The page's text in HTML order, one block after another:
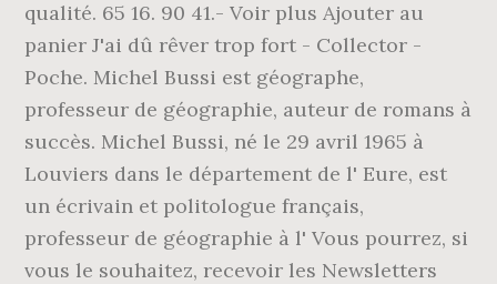
qualité. 65 16. 90 41.- Voir plus Ajouter au
panier J'ai dû rêver trop fort - Collector -
Poche. Michel Bussi est géographe,
professeur de géographie, auteur de romans à
succès. Michel Bussi, né le 29 avril 1965 à
Louviers dans le département de l' Eure, est
un écrivain et politologue français,
professeur de géographie à l' Vous pourrez, si
vous le souhaitez, recevoir les Newsletters